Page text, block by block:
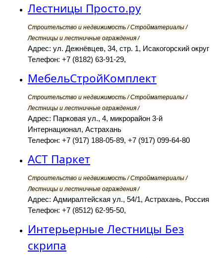
Лестницы Просто.ру
Строительство и недвижимость / Стройматериалы /
Лестницы и лестничные ограждения /
Адрес: ул. Дежнёвцев, 34, стр. 1, Исакогорский округ
Телефон: +7 (8182) 63-91-29,
МебельСтройКомплект
Строительство и недвижимость / Стройматериалы /
Лестницы и лестничные ограждения /
Адрес: Парковая ул., 4, микрорайон 3-й
Интернационал, Астрахань
Телефон: +7 (917) 188-05-89, +7 (917) 099-64-80
АСТ Паркет
Строительство и недвижимость / Стройматериалы /
Лестницы и лестничные ограждения /
Адрес: Адмиралтейская ул., 54/1, Астрахань, Россия
Телефон: +7 (8512) 62-95-50,
Интерьерные Лестницы Без
скрипа